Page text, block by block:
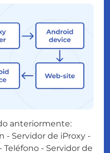
anteriormente:
- Servidor de iProxy -
- Teléfono - Servidor de